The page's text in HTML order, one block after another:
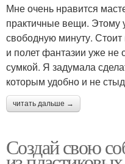
Мне очень нравится
практичные вещи. Этому
свободную минуту. Стоит
и полет фантазии уже не
сумкой. Я задумала
которым удобно и не
читать дальше →
Создай свою